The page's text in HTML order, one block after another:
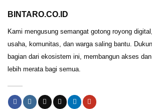
BINTARO.CO.ID
Kami mengusung semangat gotong royong
usaha, komunitas, dan warga saling bantu.
bagian dari ekosistem ini, membangun akses
lebih merata bagi semua.